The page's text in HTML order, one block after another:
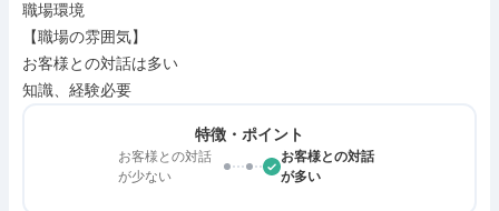
職場環境
【職場の雰囲気】
お客様との対話は多い
知識、経験必要
特徴・ポイント
お客様との対話
が少ない
お客様との対話
が多い